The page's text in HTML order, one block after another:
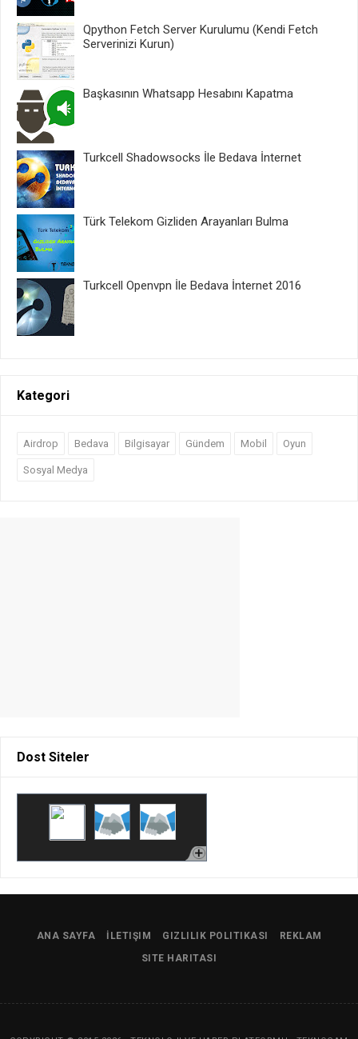
Qpython Fetch Server Kurulumu (Kendi Fetch
Serverinizi Kurun)
Başkasının Whatsapp Hesabını Kapatma
Turkcell Shadowsocks İle Bedava İnternet
Türk Telekom Gizliden Arayanları Bulma
Turkcell Openvpn İle Bedava İnternet 2016
Kategori
Airdrop Bedava Bilgisayar Gündem Mobil Oyun
Sosyal Medya
Dost Siteler
ANA SAYFA İLETIŞIM GIZLILIK POLITIKASI
REKLAM
SITE HARITASI